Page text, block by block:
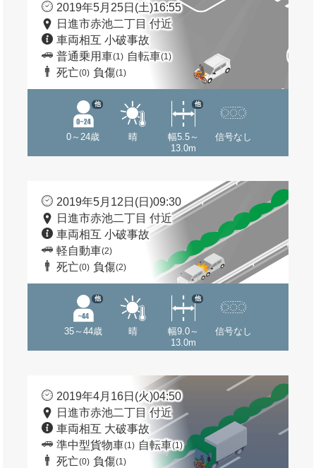
2019年5月25日(土)16:55
日進市赤池二丁目 付近
車両相互 小破事故
普通乗用車(1) 自転車(1)
死亡(0) 負傷(1)
0～24歳
他
晴
幅5.5～
13.0m
他
信号なし
2019年5月12日(日)09:30
日進市赤池二丁目 付近
車両相互 小破事故
軽自動車(2)
死亡(0) 負傷(2)
35～44歳
他
晴
幅9.0～
13.0m
他
信号なし
2019年4月16日(火)04:50
日進市赤池二丁目 付近
車両相互 大破事故
準中型貨物車(1) 自転車(1)
死亡(0) 負傷(1)